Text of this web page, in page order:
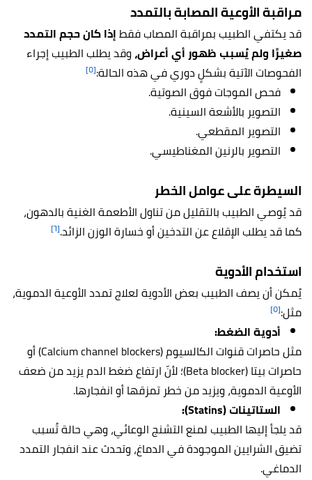
مراقبة الأوعية المصابة بالتمدد
قد يكتفي الطبيب بمراقبة المصاب فقطإذا كان حجم التمدد
صغيرًا ولم يُسبب ظهور أي أعراض،وقد يطلب الطبيب إجراء
الفحوصات الآتية بشكلٍ دوري في هذه الحالة:[٥]
فحص الموجات فوق الصوتية.
التصوير بالأشعة السينية.
التصوير المقطعي.
التصوير بالرنين المغناطيسي.
السيطرة على عوامل الخطر
قد يُوصي الطبيب بالتقليل من تناول الأطعمة الغنية بالدهون،
كما قد يطلب الإقلاع عن التدخين أو خسارة الوزن الزائد.[٦]
استخدام الأدوية
يُمكن أن يصف الطبيب بعض الأدوية لعلاج تمدد الأوعية الدموية،
مثل:[٥]
أدوية الضغط:
مثل حاصرات قنوات الكالسيوم (Calcium channel blockers) أو
حاصرات بيتا (Beta blocker)؛ لأنّ ارتفاع ضغط الدم يزيد من ضعف
الأوعية الدموية، ويزيد من خطر تمزقها أو انفجارها.
الستاتينات (Statins):
قد يلجأ إليها الطبيب لمنع التشنج الوعائي، وهي حالة تُسبب
تضيق الشرايين الموجودة في الدماغ، وتحدث عند انفجار التمدد
الدماغي.